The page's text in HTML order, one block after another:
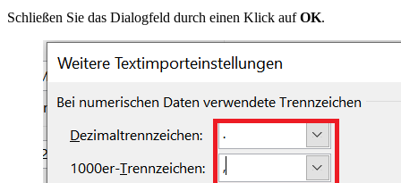
Schließen Sie das Dialogfeld durch einen Klick aufOK.